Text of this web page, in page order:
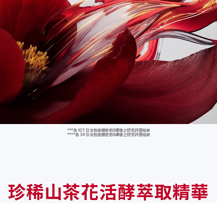
5
4
3
2
4
3
2
1
5
4
3
2
3
2
1
0
2
1
0
9
1
0
9
8
0
9
8
7
***為 107 位女性連續使用8週後之研究評價結果
****為 34 位女性連續使用8週後之研究評價結果
珍稀山茶花活酵萃取精華